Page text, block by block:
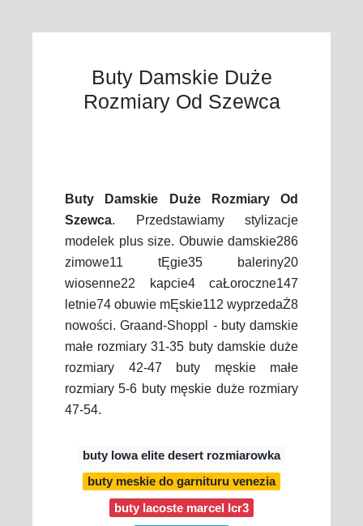
Buty Damskie Duże
Rozmiary Od Szewca
Buty Damskie Duże Rozmiary Od
Szewca. Przedstawiamy stylizacje
modelek plus size. Obuwie damskie286
zimowe11 tĘgie35 baleriny20
wiosenne22 kapcie4 caŁoroczne147
letnie74 obuwie mĘskie112 wyprzedaŻ8
nowości. Graand-Shoppl - buty damskie
małe rozmiary 31-35 buty damskie duże
rozmiary 42-47 buty męskie małe
rozmiary 5-6 buty męskie duże rozmiary
47-54.
buty lowa elite desert rozmiarowka
buty meskie do garnituru venezia
buty lacoste marcel lcr3